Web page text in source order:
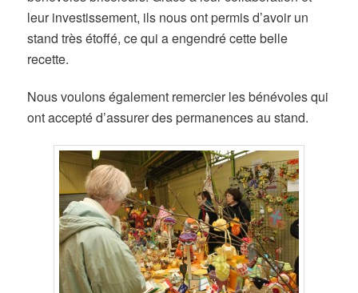
leur investissement, ils nous ont permis d’avoir un
stand très étoffé, ce qui a engendré cette belle
recette.
Nous voulons également remercier les bénévoles qui
ont accepté d’assurer des permanences au stand.